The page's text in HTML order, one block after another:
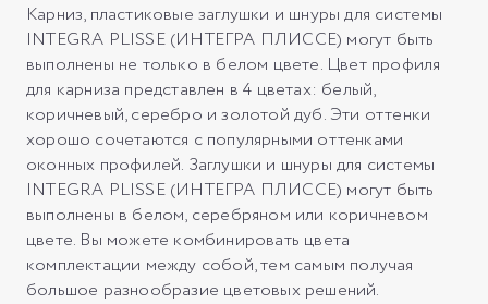
Карниз, пластиковые заглушки и шнуры для системы
INTEGRA PLISSE (ИНТЕГРА ПЛИССЕ) могут быть
выполнены не только в белом цвете. Цвет профиля
для карниза представлен в 4 цветах: белый,
коричневый, серебро и золотой дуб. Эти оттенки
хорошо сочетаются с популярными оттенками
оконных профилей. Заглушки и шнуры для системы
INTEGRA PLISSE (ИНТЕГРА ПЛИССЕ) могут быть
выполнены в белом, серебряном или коричневом
цвете. Вы можете комбинировать цвета
комплектации между собой, тем самым получая
большое разнообразие цветовых решений.